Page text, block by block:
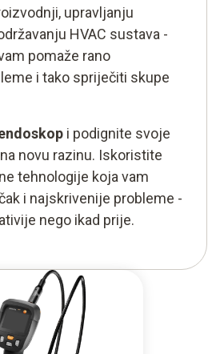
upravljanju
HVAC sustava -
pomaže rano
i tako spriječiti skupe
i podignite svoje
novu razinu. Iskoristite
tehnologije koja vam
i najskrivenije probleme -
nego ikad prije.